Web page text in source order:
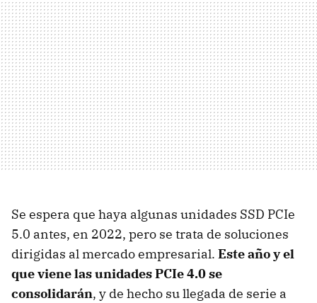
Se espera que haya algunas unidades SSD PCIe
5.0 antes, en 2022, pero se trata de soluciones
dirigidas al mercado empresarial. Este año y el
que viene las unidades PCIe 4.0 se
consolidarán, y de hecho su llegada de serie a